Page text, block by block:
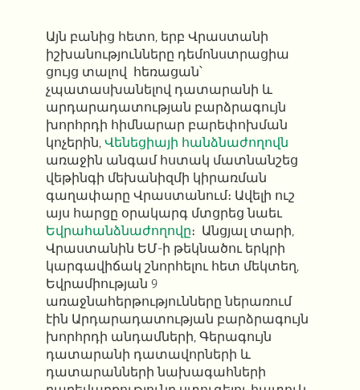
Այն բանից հետո, երբ Վրաստանի
իշխանությունները դեմոնստրացիա
ցույց տալով
հեռացան՝
չպատասխանելով դատարանի և
արդարադատության բարձրագույն
խորհրդի հիմնարար բարեփոխման
կոչերին, Վենեցիայի հանձնաժողովն
առաջին անգամ հստակ մատնանշեց
վեթինգի մեխանիզմի կիրառման
գաղափարը Վրաստանում։ Ավելի ուշ
այս հարցը օրակարգ մտցրեցնաեւ
Եվրահանձնաժողովը։ Անցյալ տարի,
Վրաստանին ԵՄ-ի թեկնածու երկրի
կարգավիճակ շնորհելու հետ մեկտեղ,
Եվրամիության 9
առաջնահերթությունները ներառում
էին Արդարադատության բարձրագույն
խորհրդի անդամների, Գերագույն
դատարանի դատավորների և
դատարանների նախագահների